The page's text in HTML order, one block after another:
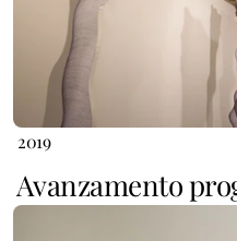
2019
Avanzamento